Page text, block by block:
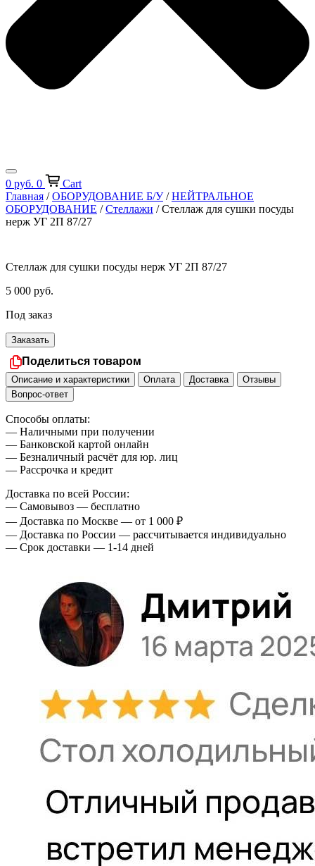
0 руб. 0
Cart
Главная /ОБОРУДОВАНИЕ Б/У/НЕЙТРАЛЬНОЕ
ОБОРУДОВАНИЕ /Стеллажи / Стеллаж для сушки посуды
нерж УГ 2П 87/27
Стеллаж для сушки посуды нерж УГ 2П 87/27
5 000 руб.
Под заказ
Заказать
Поделиться товаром
Описание и характеристики Оплата Доставка
Отзывы
Вопрос-ответ
Способы оплаты:
— Наличными при получении
— Банковской картой онлайн
— Безналичный расчёт для юр. лиц
— Рассрочка и кредит
Доставка по всей России:
— Самовывоз — бесплатно
— Доставка по Москве — от 1 000 ₽
— Доставка по России — рассчитывается индивидуально
— Срок доставки — 1-14 дней